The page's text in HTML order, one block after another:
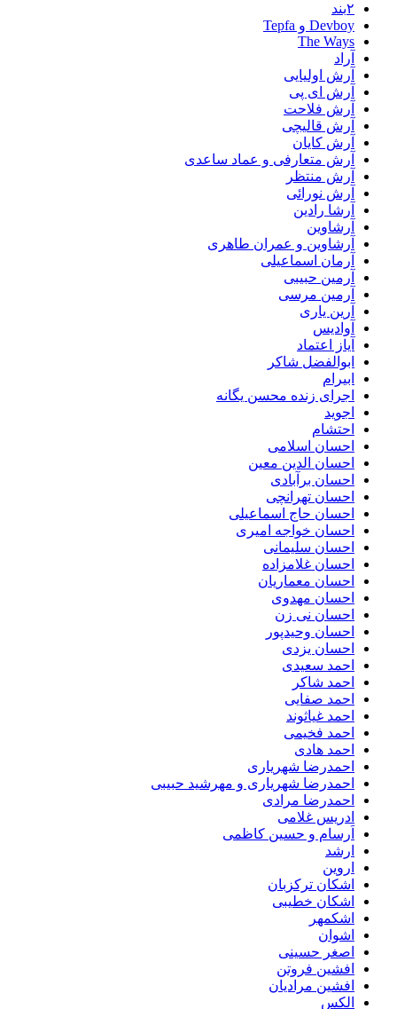
۲بند
Devboy و Tepfa
The Ways
آراد
آرش اولیایی
آرش ای پی
آرش فلاحت
آرش قالیچی
آرش کایان
آرش متعارفی و عماد ساعدی
آرش منتظر
آرش نورائی
آرشا رادین
آرشاوین
آرشاوین و عمران طاهری
آرمان اسماعیلی
آرمین حبیبی
آرمین مرسی
آرین یاری
آوادیس
آیاز اعتماد
ابوالفضل شاکر
ابیرام
اجرای زنده محسن یگانه
اجوید
احتشام
احسان اسلامی
احسان الدین معین
احسان برآبادی
احسان تهرانچی
احسان حاج اسماعیلی
احسان خواجه امیری
احسان سلیمانی
احسان غلامزاده
احسان معماریان
احسان مهدوی
احسان نی زن
احسان وحیدپور
احسان یزدی
احمد سعیدی
احمد شاکر
احمد صفایی
احمد غیاثوند
احمد فخیمی
احمد هادی
احمدرضا شهریاری
احمدرضا شهریاری و مهرشید حبیبی
احمدرضا مرادی
ادریس غلامی
اَرسام و حسین کاظمی
ارشد
اروین
اشکان ترکزبان
اشکان خطیبی
اشکمهر
اشوان
اصغر حسینی
افشین فروتن
افشین مرادیان
الکس